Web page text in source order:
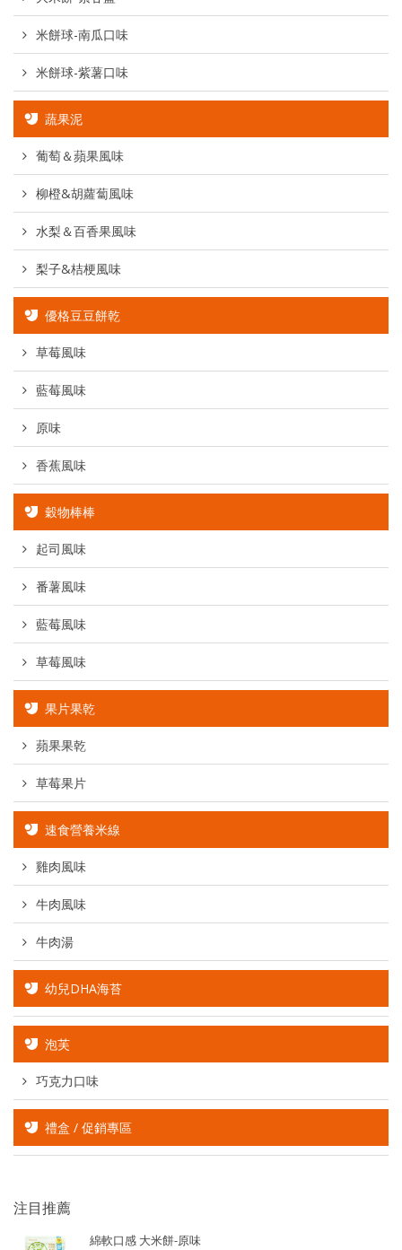
米餅球-南瓜口味
米餅球-紫薯口味
蔬果泥
葡萄＆蘋果風味
柳橙&胡蘿蔔風味
水梨＆百香果風味
梨子&桔梗風味
優格豆豆餅乾
草莓風味
藍莓風味
原味
香蕉風味
穀物棒棒
起司風味
番薯風味
藍莓風味
草莓風味
果片果乾
蘋果果乾
草莓果片
速食營養米線
雞肉風味
牛肉風味
牛肉湯
幼兒DHA海苔
泡芙
巧克力口味
禮盒 / 促銷專區
注目推薦
綿軟口感 大米餅-原味